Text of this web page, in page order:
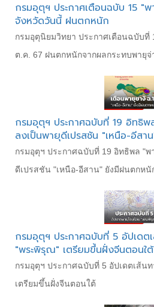
กรมอุตุฯ ประกาศเตือนฉบับ 15 "
จังหวัดวันนี้ ฝนตกหนัก
กรมอุตุนิยมวิทยา ประกาศเตือนฉบับที่
ต.ค. 67 ฝนตกหนักจากผลกระทบพายุจ่
กรมอุตุฯ ประกาศฉบับที่ 19 อิทธิ
ลงเป็นพายุดีเปรสชัน "เหนือ-อีส
กรมอุตุฯ ประกาศฉบับที่ 19 อิทธิพล "พ
ดีเปรสชัน "เหนือ-อีสาน" ยังมีฝนตกหนั
กรมอุตุฯ ประกาศฉบับที่ 5 อัปเดต
"พระพิรุณ" เตรียมขึ้นฝั่งจีนตอนใต้
กรมอุตุฯ ประกาศฉบับที่ 5 อัปเดตเส้น
เตรียมขึ้นฝั่งจีนตอนใต้